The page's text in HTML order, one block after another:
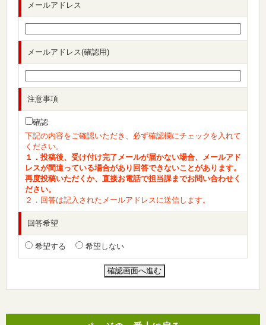
メールアドレス
メールアドレス(確認用)
注意事項
確認
下記の内容をご確認いただき、必ず確認欄にチェックを入れて
ください。
１．投稿後、受け付け完了メールが届かない場合、メールアド
レスが間違っている場合があり回答できないことがあります。
再度投稿いただくか、直接お電話で担当課までお問い合わせく
ださい。
２．回答は記入されたメールアドレスに送信します。
回答希望
希望する 希望しない